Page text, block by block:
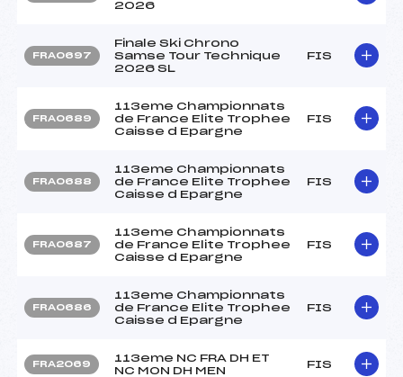
2026
FRA0697
Finale Ski Chrono
Samse Tour Technique
2026 SL
FIS
FRA0689
113eme Championnats
de France Elite Trophee
Caisse d Epargne
FIS
FRA0688
113eme Championnats
de France Elite Trophee
Caisse d Epargne
FIS
FRA0687
113eme Championnats
de France Elite Trophee
Caisse d Epargne
FIS
FRA0686
113eme Championnats
de France Elite Trophee
Caisse d Epargne
FIS
FRA2069
113eme NC FRA DH ET
NC MON DH MEN
FIS